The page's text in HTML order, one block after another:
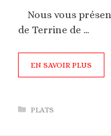
Nous vous
de Terrine de …
EN SAVOIR PLUS
Catégories
PLATS